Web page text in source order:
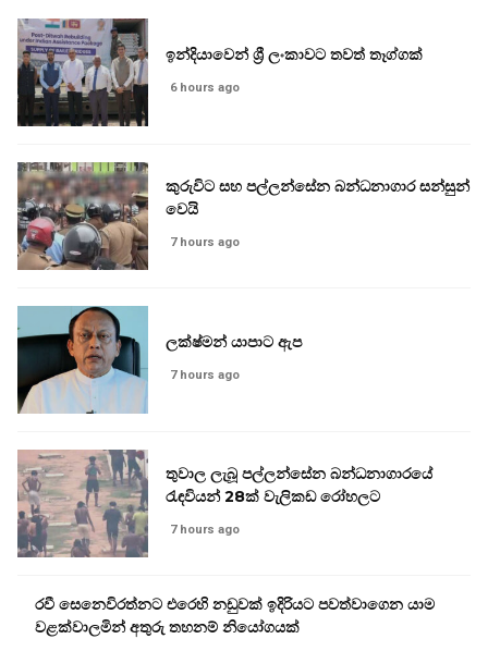
ඉන්දියාවෙන් ශ්‍රී ලංකාවට තවත් තෑග්ගක්
6 hours ago
කුරුවිට සහ පල්ලන්සේන බන්ධනාගාර සන්සුන්
වෙයි
7 hours ago
ලක්ෂ්මන් යාපාට ඇප
7 hours ago
තුවාල ලැබූ පල්ලන්සේන බන්ධනාගාරයේ
රැඳවියන් 28ක් වැලිකඩ රෝහලට
7 hours ago
රවී සෙනෙවිරත්නට එරෙහි නඩුවක් ඉදිරියට පවත්වාගෙන යාම
වළක්වාලමින් අතුරු තහනම් නියෝගයක්